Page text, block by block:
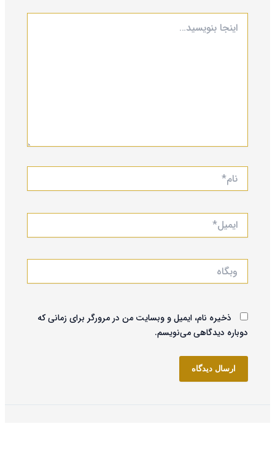
بنویسید…
ایمیل*
ذخیره نام، ایمیل و وبسایت من در مرورگر برای زمانی که
دوباره دیدگاهی می‌نویسم.